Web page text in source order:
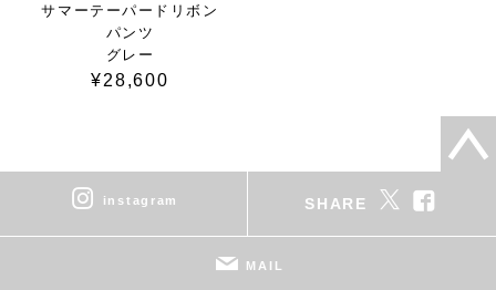
サマーテーパードリボン
パンツ
グレー
¥28,600
instagram SHARE
MAIL